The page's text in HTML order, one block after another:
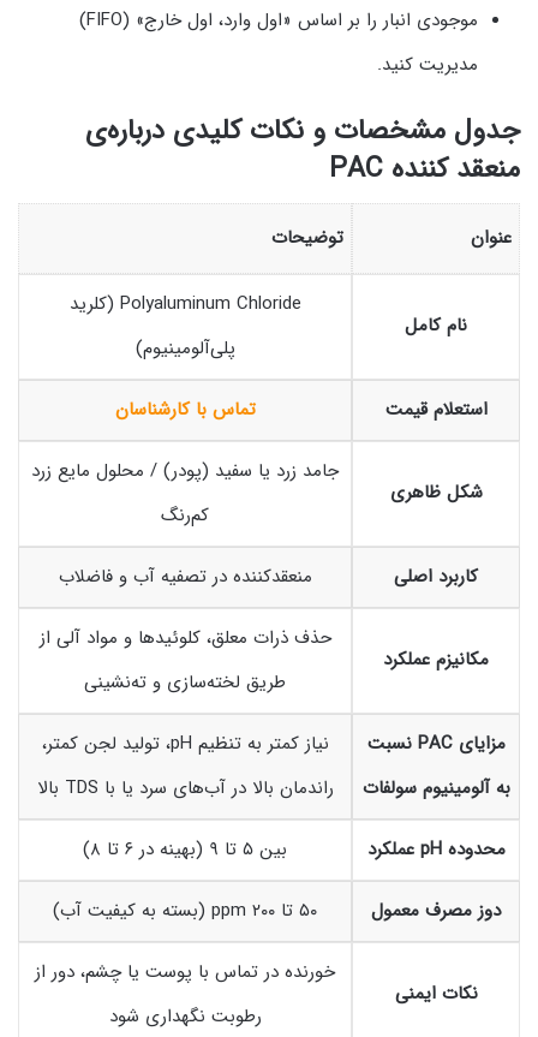
موجودی انبار را بر اساس «اول وارد، اول خارج» (FIFO)
مدیریت کنید.
جدول مشخصات و نکات کلیدی درباره‌ی
منعقد کننده PAC
عنوان توضیحات
نام کامل
Polyaluminum Chloride (کلرید
پلی‌آلومینیوم)
استعلام قیمت تماس با کارشناسان
شکل ظاهری
جامد زرد یا سفید (پودر) / محلول مایع زرد
کم‌رنگ
کاربرد اصلی منعقدکننده در تصفیه آب و فاضلاب
مکانیزم عملکرد
حذف ذرات معلق، کلوئیدها و مواد آلی از
طریق لخته‌سازی و ته‌نشینی
مزایای PAC نسبت
به آلومینیوم سولفات
نیاز کمتر به تنظیم pH، تولید لجن کمتر،
راندمان بالا در آب‌های سرد یا با TDS بالا
محدوده pH عملکرد بین ۵ تا ۹ (بهینه در ۶ تا ۸)
دوز مصرف معمول ۵۰ تا ۲۰۰ ppm (بسته به کیفیت آب)
نکات ایمنی
خورنده در تماس با پوست یا چشم، دور از
رطوبت نگهداری شود